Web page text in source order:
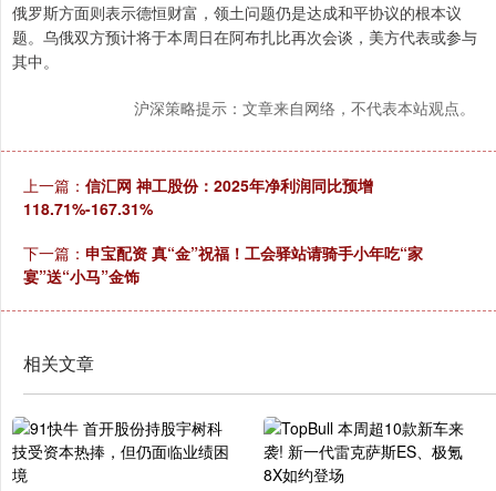
俄罗斯方面则表示德恒财富，领土问题仍是达成和平协议的根本议
题。乌俄双方预计将于本周日在阿布扎比再次会谈，美方代表或参与
其中。
沪深策略提示：文章来自网络，不代表本站观点。
上一篇： 信汇网 神工股份：2025年净利润同比预增
118.71%-167.31%
下一篇： 申宝配资 真“金”祝福！工会驿站请骑手小年吃“家
宴”送“小马”金饰
相关文章